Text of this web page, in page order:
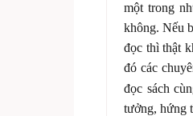
một trong
không. Nếu
đọc thì thật
đó các
đọc sách
tưởng, hứng